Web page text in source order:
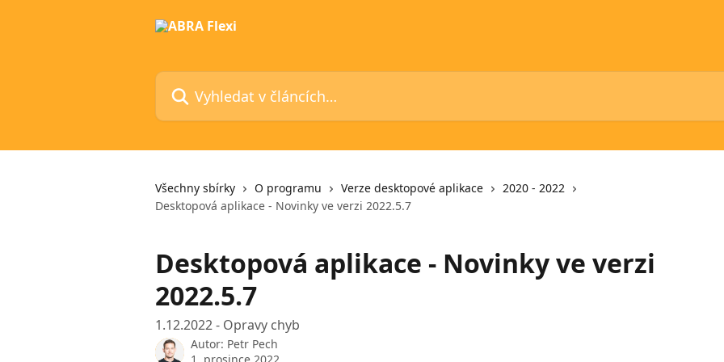
Vyhledat v článcích…
Všechny sbírky O programu Verze desktopové aplikace
2020 - 2022
Desktopová aplikace - Novinky ve verzi 2022.5.7
Desktopová aplikace - Novinky ve verzi
2022.5.7
1.12.2022 - Opravy chyb
Autor: Petr Pech